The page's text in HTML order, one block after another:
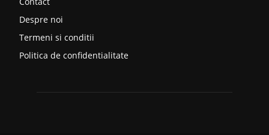
Despre noi
Termeni si conditii
Politica de confidentialitate